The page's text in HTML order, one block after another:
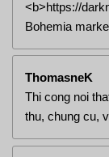
<b>https://
Bohemia
ThomasneK
Thi cong noi
thu, chung cu,